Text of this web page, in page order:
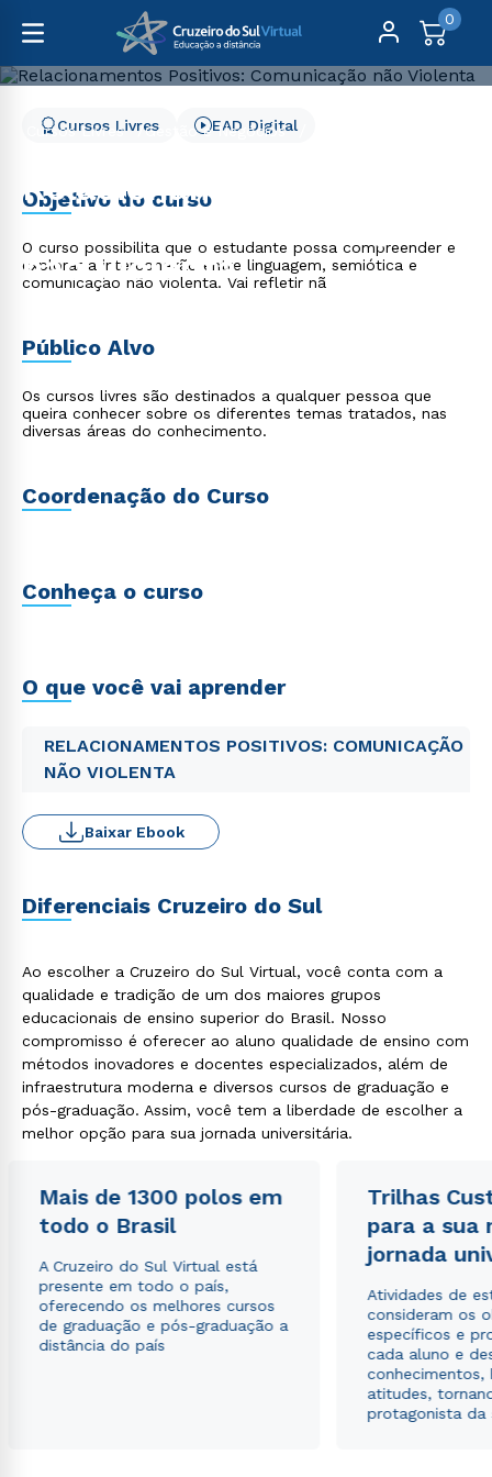
0
Cursos Livres
Gestão e Negócios
Relacionamentos
Positivos: Comunicação
não Violenta
Cursos Livres EAD Digital
Objetivo do curso
O curso possibilita que o estudante possa compreender e
explorar a interconexão entre linguagem, semiótica e
comunicação não violenta. Vai refletir nã
Público Alvo
Os cursos livres são destinados a qualquer pessoa que
queira conhecer sobre os diferentes temas tratados, nas
diversas áreas do conhecimento.
Coordenação do Curso
Conheça o curso
O que você vai aprender
RELACIONAMENTOS POSITIVOS: COMUNICAÇÃO
NÃO VIOLENTA
Baixar Ebook
Diferenciais Cruzeiro do Sul
Ao escolher a Cruzeiro do Sul Virtual, você conta com a
qualidade e tradição de um dos maiores grupos
educacionais de ensino superior do Brasil. Nosso
compromisso é oferecer ao aluno qualidade de ensino com
métodos inovadores e docentes especializados, além de
infraestrutura moderna e diversos cursos de graduação e
pós-graduação. Assim, você tem a liberdade de escolher a
melhor opção para sua jornada universitária.
Mais de 1300 polos em
todo o Brasil
A Cruzeiro do Sul Virtual está
presente em todo o país,
oferecendo os melhores cursos
de graduação e pós-graduação a
distância do país
Trilhas
para a sua
jornada
Atividades de
consideram os
específicos e
cada aluno e
conhecimentos,
atitudes,
protagonista da